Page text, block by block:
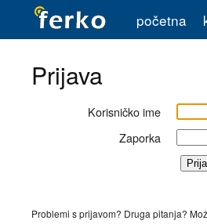
početna
Prijava
Korisničko ime
Zaporka
Problemi s prijavom? Druga pitanja?